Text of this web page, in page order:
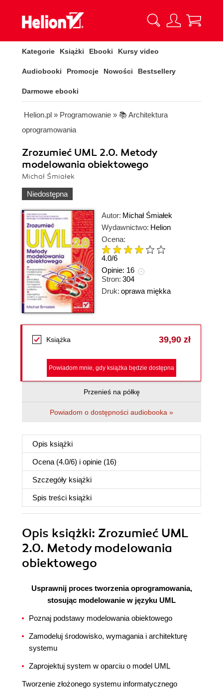
Kategorie Książki Ebooki Kursy video
Audiobooki Promocje Nowości Bestsellery
Darmowe ebooki
Helion.pl » Programowanie » 📚 Architektura
oprogramowania
Zrozumieć UML 2.0. Metody
modelowania obiektowego
Michał Śmiałek
Niedostępna
Autor: Michał Śmiałek
Wydawnictwo: Helion
Ocena:
4.0/6
Opinie: 16
Stron: 304
Druk: oprawa miękka
Książka 39,90 zł
Powiadom mnie, gdy książka będzie dostępna
Przenieś na półkę
Powiadom o dostępności audiobooka »
Opis książki
Ocena (4.0/6) i opinie (16)
Szczegóły książki
Spis treści książki
Opis książki: Zrozumieć UML
2.0. Metody modelowania
obiektowego
Usprawnij proces tworzenia oprogramowania,
stosując modelowanie w języku UML
Poznaj podstawy modelowania obiektowego
Zamodeluj środowisko, wymagania i architekturę
systemu
Zaprojektuj system w oparciu o model UML
Tworzenie złożonego systemu informatycznego